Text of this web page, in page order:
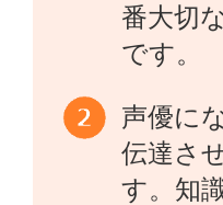
番大切
です。
声優に
伝達さ
す。知